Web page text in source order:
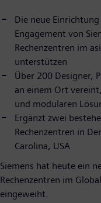
Die neue
Engagement von
Rechenzentren im
unterstützen
Über 200 Designer,
an einem Ort
und modularen
Ergänzt zwei
Rechenzentren in
Carolina, USA
Siemens hat heute ein
Rechenzentren im
eingeweiht.